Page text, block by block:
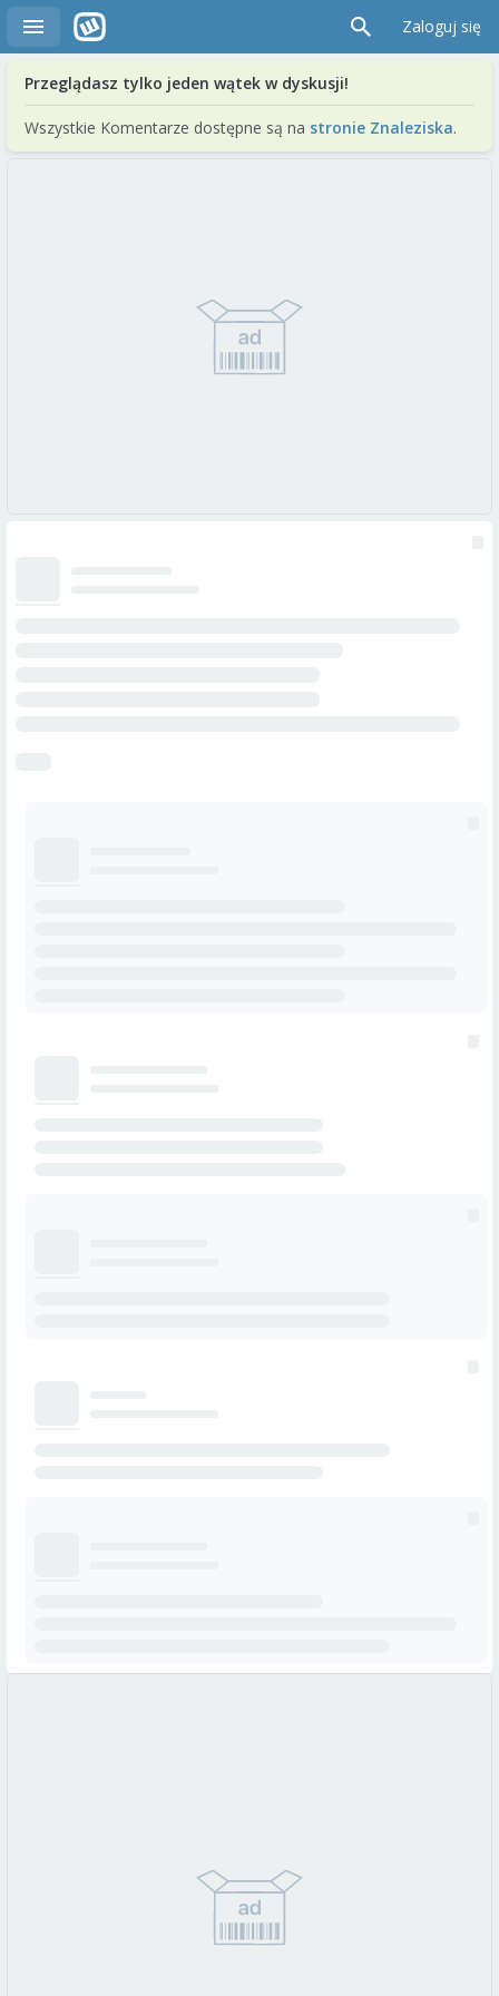
Zaloguj się
Przeglądasz tylko jeden wątek w dyskusji!
Wszystkie Komentarze dostępne są na stronie Znaleziska.